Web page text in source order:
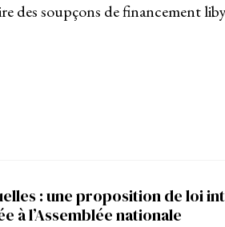
des soupçons de financement
: une proposition de loi
à l’Assemblée nationale